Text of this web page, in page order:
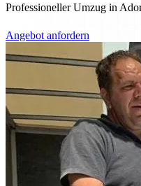
Professioneller Umzug in
Angebot anfordern